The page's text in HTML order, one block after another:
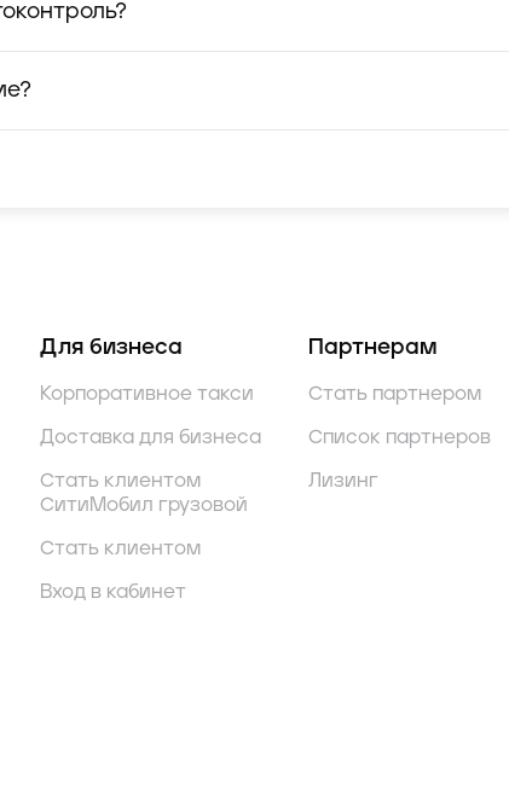
Для бизнеса
Корпоративное такси
Доставка для бизнеса
Стать клиентом
СитиМобил грузовой
Стать клиентом
Вход в кабинет
Партнерам
Стать партнером
Список партнеров
Лизинг